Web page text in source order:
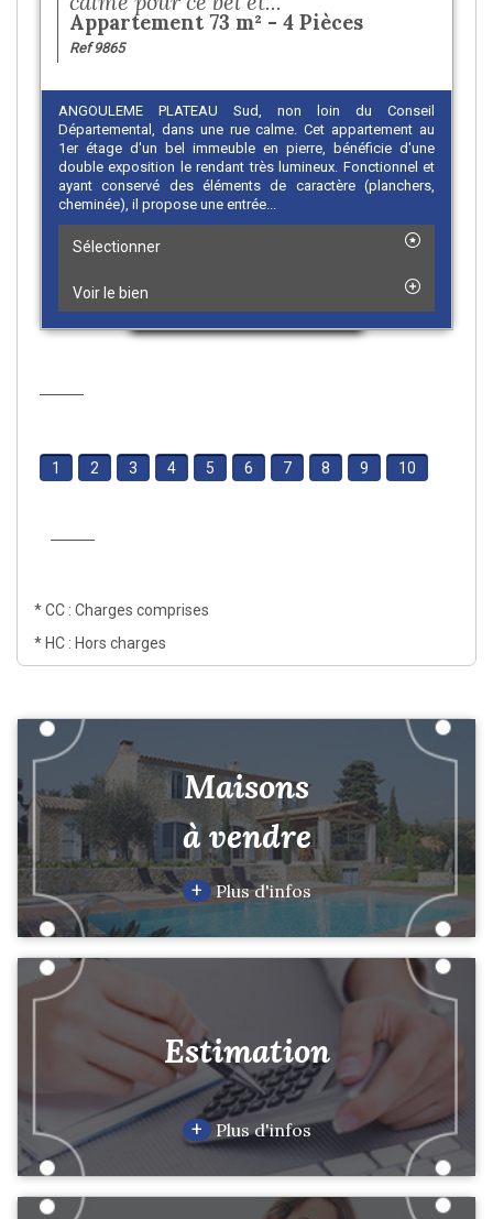
Appartement 73 m² - 4 Pièces
Ref 9865
ANGOULEME PLATEAU Sud, non loin du Conseil
Départemental, dans une rue calme. Cet appartement au
1er étage d'un bel immeuble en pierre, bénéficie d'une
double exposition le rendant très lumineux. Fonctionnel et
ayant conservé des éléments de caractère (planchers,
cheminée), il propose une entrée...
Sélectionner
Voir le bien
1 2 3 4 5 6 7 8 9 10
* CC : Charges comprises
* HC : Hors charges
Maisons
à vendre
+ Plus d'infos
Estimation
+ Plus d'infos